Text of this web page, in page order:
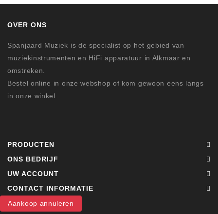
OVER ONS
Spanjaard Muziek is de specialist op het gebied van
muziekinstrumenten en HiFi apparatuur in Alkmaar en
omstreken.
Bestel online in onze webshop of kom gewoon eens langs
in onze winkel.
PRODUCTEN
ONS BEDRIJF
UW ACCOUNT
CONTACT INFORMATIE
Aankoop annuleren